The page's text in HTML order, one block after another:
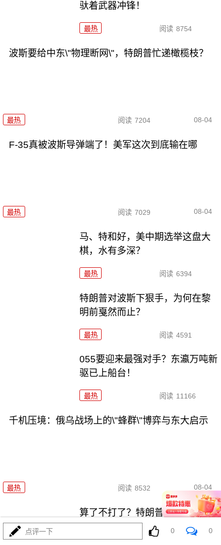
驮着武器冲锋！
最热 阅读 8754
波斯要给中东\"物理断网\"，特朗普忙递橄榄枝？
最热 阅读 7204 08-04
F-35真被波斯导弹端了！美军这次到底输在哪
最热 阅读 7029 08-04
马、特和好，美中期选举这盘大
棋，水有多深？
最热 阅读 6394
特朗普对波斯下狠手，为何在黎
明前戛然而止？
最热 阅读 4591
055要迎来最强对手？东瀛万吨新
驱已上船台！
最热 阅读 11166
千机压境：俄乌战场上的\"蜂群\"博弈与东大启示
最热 阅读 8532 08-04
算了不打了？特朗普这脚刹车，
把全世界都晃吐了
点评一下 0 0